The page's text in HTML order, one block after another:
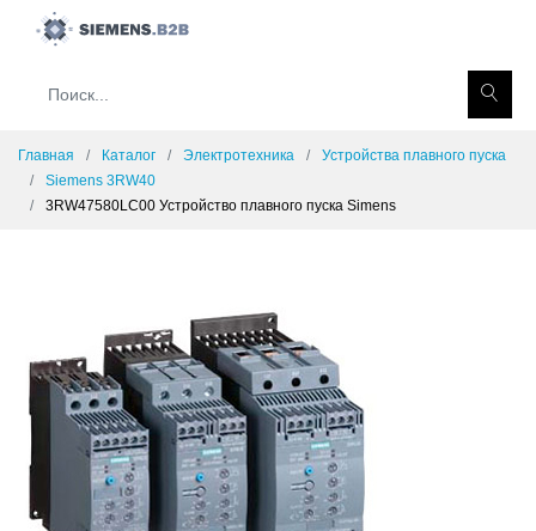
Главная Каталог Электротехника
Устройства плавного пуска
Siemens 3RW40
3RW47580LC00 Устройство плавного пуска Simens